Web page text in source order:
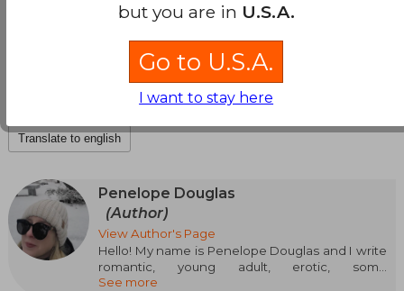
⚠️ Dual timeline & Dual POV
Translate to english
Penelope Douglas
(Author)
View Author's Page
Hello! My name is Penelope Douglas and I write
romantic, young adult, erotic, some
contemporary... whatever catches my eye at
See more
but you are in U.S.A.
Go to U.S.A.
I want to stay here